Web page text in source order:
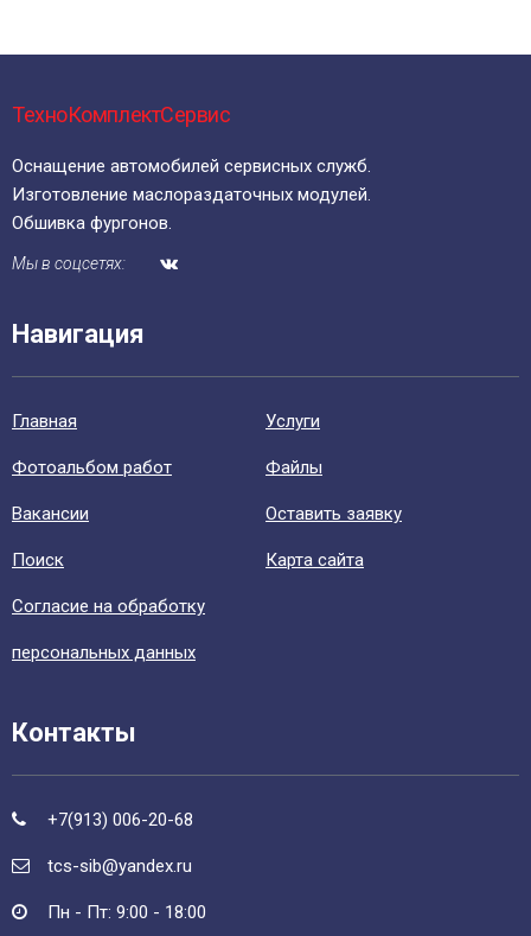
ТехноКомплектСервис
Оснащение автомобилей сервисных служб.
Изготовление маслораздаточных модулей.
Обшивка фургонов.
Мы в соцсетях:
Навигация
Главная Уcлуги
Фотоальбом работ Файлы
Вакансии Оставить заявку
Поиск Карта сайта
Согласие на обработку
персональных данных
Контакты
+7(913) 006-20-68
tcs-sib@yandex.ru
Пн - Пт: 9:00 - 18:00